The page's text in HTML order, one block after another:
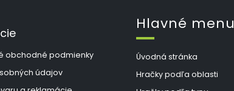
obchodné podmienky
údajov
Hlavné menu
Úvodná stránka
Hračky podľa oblasti